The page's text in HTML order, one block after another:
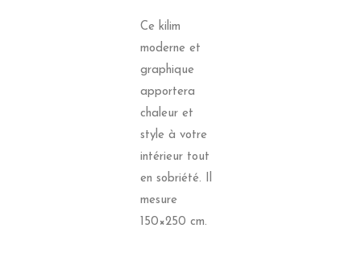
Ce kilim
moderne et
graphique
apportera
chaleur et
style à votre
intérieur tout
en sobriété. Il
mesure
150×250 cm.